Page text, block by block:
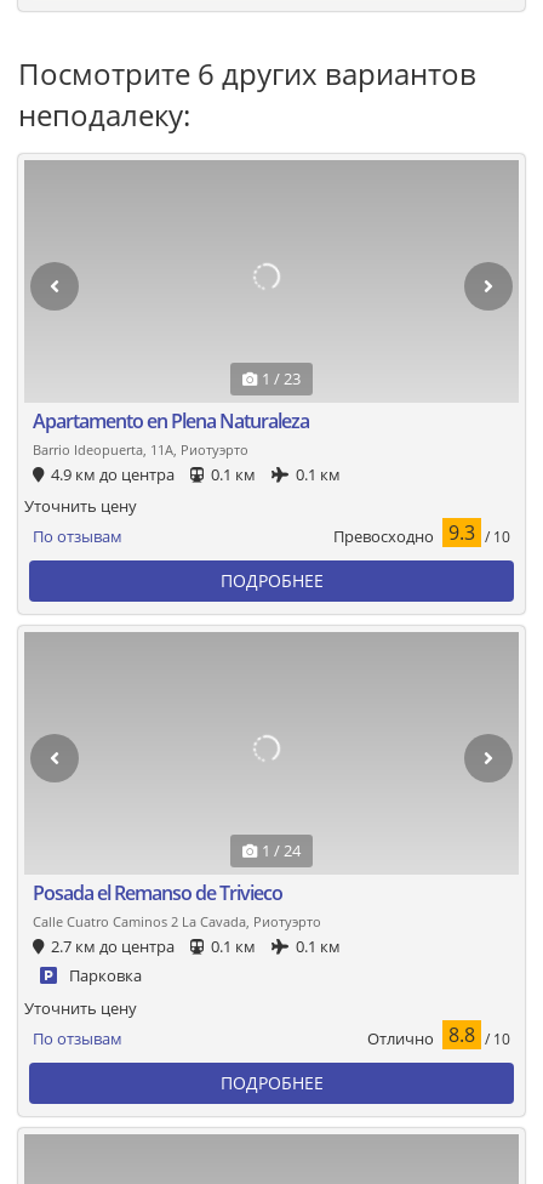
Посмотрите 6 других вариантов
неподалеку:
1 / 23
Apartamento en Plena Naturaleza
Barrio Ideopuerta, 11A, Риотуэрто
4.9 км до центра 0.1 км 0.1 км
По отзывам Превосходно 9.3 / 10
Уточнить цену
ПОДРОБНЕЕ
1 / 24
Posada el Remanso de Trivieco
Calle Cuatro Caminos 2 La Cavada, Риотуэрто
2.7 км до центра 0.1 км
0.1 км
Парковка
По отзывам Отлично 8.8 / 10
Уточнить цену
ПОДРОБНЕЕ